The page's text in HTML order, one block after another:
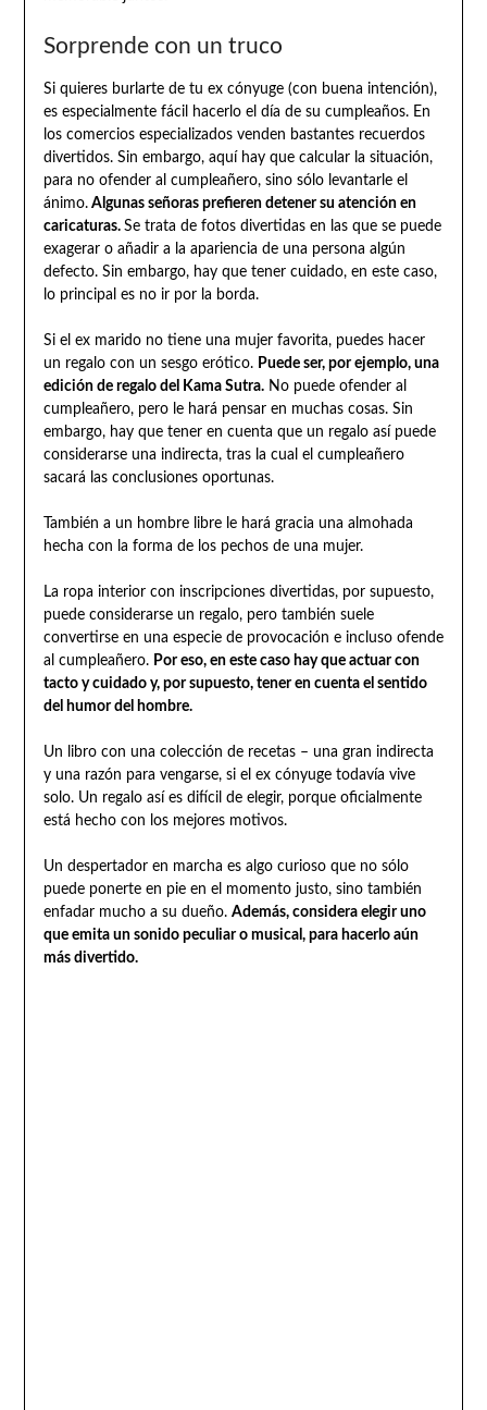
Sorprende con un truco
Si quieres burlarte de tu ex cónyuge (con buena intención),
es especialmente fácil hacerlo el día de su cumpleaños. En
los comercios especializados venden bastantes recuerdos
divertidos. Sin embargo, aquí hay que calcular la situación,
para no ofender al cumpleañero, sino sólo levantarle el
ánimo.Algunas señoras prefieren detener su atención en
caricaturas. Se trata de fotos divertidas en las que se puede
exagerar o añadir a la apariencia de una persona algún
defecto. Sin embargo, hay que tener cuidado, en este caso,
lo principal es no ir por la borda.
Si el ex marido no tiene una mujer favorita, puedes hacer
un regalo con un sesgo erótico. Puede ser, por ejemplo, una
edición de regalo del Kama Sutra.No puede ofender al
cumpleañero, pero le hará pensar en muchas cosas. Sin
embargo, hay que tener en cuenta que un regalo así puede
considerarse una indirecta, tras la cual el cumpleañero
sacará las conclusiones oportunas.
También a un hombre libre le hará gracia una almohada
hecha con la forma de los pechos de una mujer.
La ropa interior con inscripciones divertidas, por supuesto,
puede considerarse un regalo, pero también suele
convertirse en una especie de provocación e incluso ofende
al cumpleañero. Por eso, en este caso hay que actuar con
tacto y cuidado y, por supuesto, tener en cuenta el sentido
del humor del hombre.
Un libro con una colección de recetas – una gran indirecta
y una razón para vengarse, si el ex cónyuge todavía vive
solo. Un regalo así es difícil de elegir, porque oficialmente
está hecho con los mejores motivos.
Un despertador en marcha es algo curioso que no sólo
puede ponerte en pie en el momento justo, sino también
enfadar mucho a su dueño. Además, considera elegir uno
que emita un sonido peculiar o musical, para hacerlo aún
más divertido.